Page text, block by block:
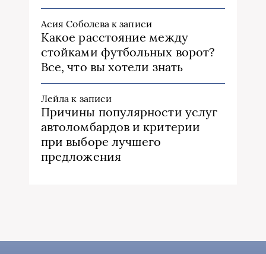
Асия Соболева к записи
Какое расстояние между
стойками футбольных ворот?
Все, что вы хотели знать
Лейла к записи
Причины популярности услуг
автоломбардов и критерии
при выборе лучшего
предложения